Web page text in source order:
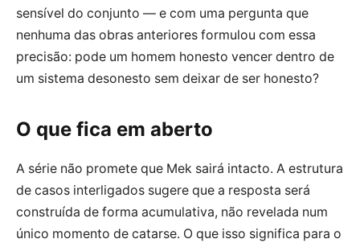
sensível do conjunto — e com uma pergunta que
nenhuma das obras anteriores formulou com essa
precisão: pode um homem honesto vencer dentro de
um sistema desonesto sem deixar de ser honesto?
O que fica em aberto
A série não promete que Mek sairá intacto. A estrutura
de casos interligados sugere que a resposta será
construída de forma acumulativa, não revelada num
único momento de catarse. O que isso significa para o